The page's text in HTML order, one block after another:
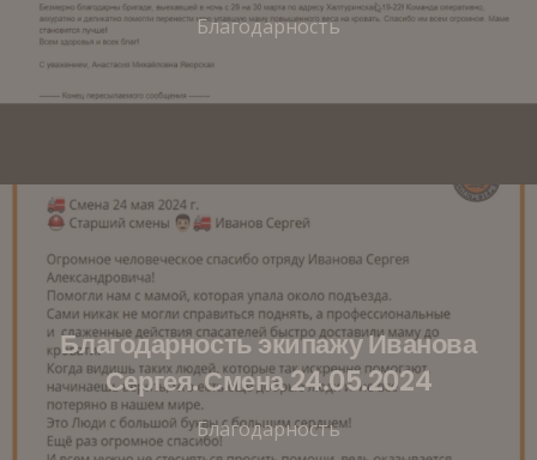
Благодарность
Благодарность экипажу Иванова
Сергея. Смена 24.05.2024
Благодарность